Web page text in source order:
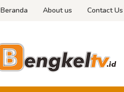
Beranda About us Contact Us